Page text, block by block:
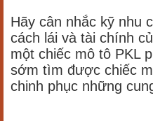
Hãy cân nhắc kỹ nhu
cách lái và tài chính
một chiếc mô tô PKL
sớm tìm được chiếc
chinh phục những